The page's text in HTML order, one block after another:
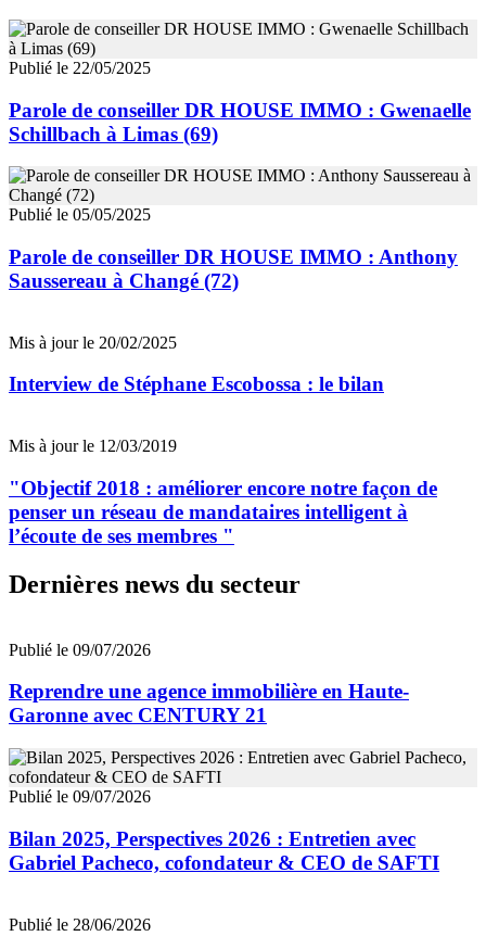
Publié le 22/05/2025
Parole de conseiller DR HOUSE IMMO : Gwenaelle
Schillbach à Limas (69)
Publié le 05/05/2025
Parole de conseiller DR HOUSE IMMO : Anthony
Saussereau à Changé (72)
Mis à jour le 20/02/2025
Interview de Stéphane Escobossa : le bilan
Mis à jour le 12/03/2019
"Objectif 2018 : améliorer encore notre façon de
penser un réseau de mandataires intelligent à
l’écoute de ses membres "
Dernières news du secteur
Publié le 09/07/2026
Reprendre une agence immobilière en Haute-
Garonne avec CENTURY 21
Publié le 09/07/2026
Bilan 2025, Perspectives 2026 : Entretien avec
Gabriel Pacheco, cofondateur & CEO de SAFTI
Publié le 28/06/2026